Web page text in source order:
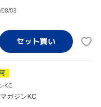
08/03
KC
ガジンKC